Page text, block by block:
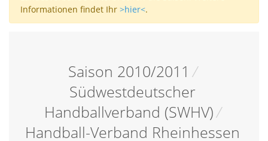
Informationen findet Ihr >hier<.
Saison 2010/2011 /
Südwestdeutscher
Handballverband (SWHV)/
Handball-Verband Rheinhessen